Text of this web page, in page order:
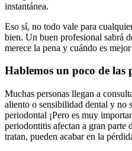
instantánea.
Eso sí, no todo vale para
bien. Un buen profesional sabrá
merece la pena y cuándo es
Hablemos un poco de las
Muchas personas llegan a
aliento o sensibilidad dental y no
periodontal ¡Pero es muy
periodontitis afectan a gran parte
tratan, pueden acabar en la